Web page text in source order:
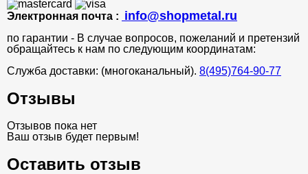
Электронная почта : info@shopmetal.ru
по гарантии - В случае вопросов, пожеланий и претензий
обращайтесь к нам по следующим координатам:
Служба доставки: (многоканальный). 8(495)764-90-77
Отзывы
Отзывов пока нет
Ваш отзыв будет первым!
Оставить отзыв